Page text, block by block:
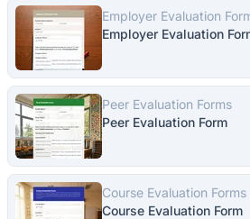
Employer Evaluation
Employer Evaluation
Peer Evaluation Forms
Peer Evaluation Form
Course Evaluation Forms
Course Evaluation Form